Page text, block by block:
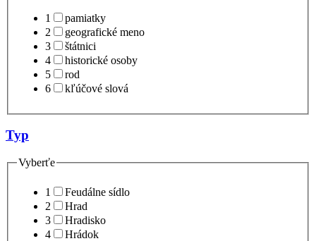
1
pamiatky
2
geografické meno
3
štátnici
4
historické osoby
5
rod
6
kľúčové slová
Typ
Vyberťe
1
Feudálne sídlo
2
Hrad
3
Hradisko
4
Hrádok